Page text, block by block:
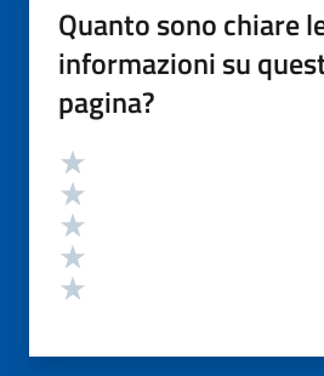
Quanto sono chiare
informazioni su
pagina?
Valutazione